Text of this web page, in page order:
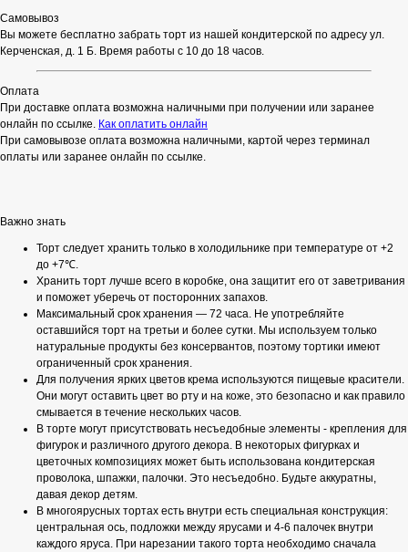
Самовывоз
Вы можете бесплатно забрать торт из нашей кондитерской по адресу ул.
Керченская, д. 1 Б. Время работы с 10 до 18 часов.
Оплата
При доставке оплата возможна наличными при получении или заранее
онлайн по ссылке. Как оплатить онлайн
При самовывозе оплата возможна наличными, картой через терминал
оплаты или заранее онлайн по ссылке.
Важно знать
Торт следует хранить только в холодильнике при температуре от +2
до +7℃.
Хранить торт лучше всего в коробке, она защитит его от заветривания
и поможет уберечь от посторонних запахов.
Максимальный срок хранения — 72 часа. Не употребляйте
оставшийся торт на третьи и более сутки. Мы используем только
натуральные продукты без консервантов, поэтому тортики имеют
ограниченный срок хранения.
Для получения ярких цветов крема используются пищевые красители.
Они могут оставить цвет во рту и на коже, это безопасно и как правило
смывается в течение нескольких часов.
В торте могут присутствовать несъедобные элементы - крепления для
фигурок и различного другого декора. В некоторых фигурках и
цветочных композициях может быть использована кондитерская
проволока, шпажки, палочки. Это несъедобно. Будьте аккуратны,
давая декор детям.
В многоярусных тортах есть внутри есть специальная конструкция:
центральная ось, подложки между ярусами и 4-6 палочек внутри
каждого яруса. При нарезании такого торта необходимо сначала